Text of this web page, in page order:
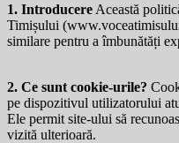
1. Introducere Această
Timișului (
similare pentru a îmbunătăți
2. Ce sunt cookie-urile?
pe dispozitivul utilizatorului
Ele permit site-ului să
vizită ulterioară.